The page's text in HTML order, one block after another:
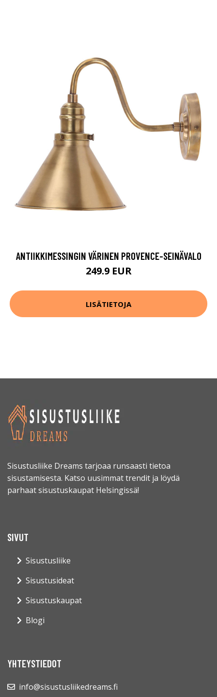
ANTIIKKIMESSINGIN VÄRINEN PROVENCE-SEINÄVALO
249.9 EUR
LISÄTIETOJA
Sisustusliike Dreams tarjoaa runsaasti tietoa
sisustamisesta. Katso uusimmat trendit ja löydä
parhaat sisustuskaupat Helsingissä!
SIVUT
Sisustusliike
Sisustusideat
Sisustuskaupat
Blogi
YHTEYSTIEDOT
info@sisustusliikedreams.fi